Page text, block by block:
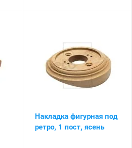
Накладка фигурная под
ретро, 1 пост, ясень